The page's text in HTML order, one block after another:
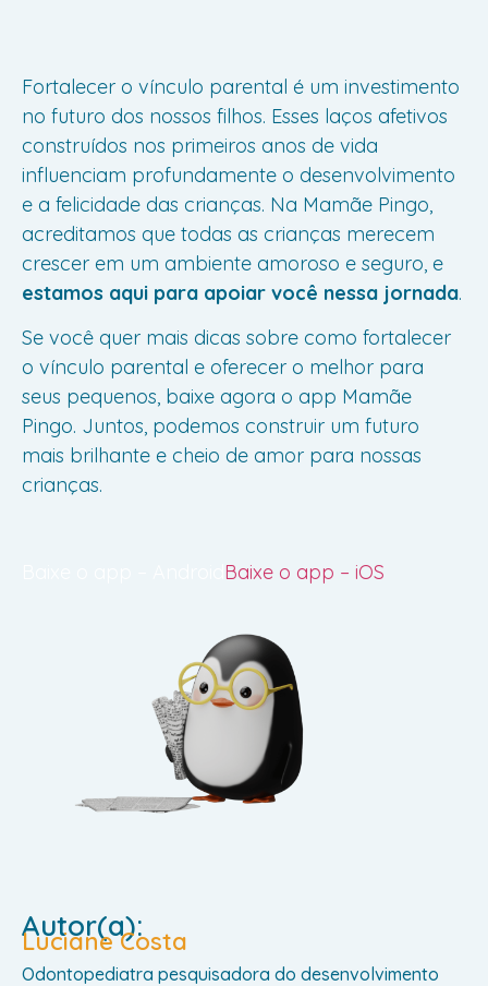
Fortalecer o vínculo parental é um investimento
no futuro dos nossos filhos. Esses laços afetivos
construídos nos primeiros anos de vida
influenciam profundamente o desenvolvimento
e a felicidade das crianças. Na Mamãe Pingo,
acreditamos que todas as crianças merecem
crescer em um ambiente amoroso e seguro, e
estamos aqui para apoiar você nessa jornada.
Se você quer mais dicas sobre como fortalecer
o vínculo parental e oferecer o melhor para
seus pequenos, baixe agora o app Mamãe
Pingo. Juntos, podemos construir um futuro
mais brilhante e cheio de amor para nossas
crianças.
Baixe o app – iOS
Autor(a):
Luciane Costa
Odontopediatra pesquisadora do desenvolvimento